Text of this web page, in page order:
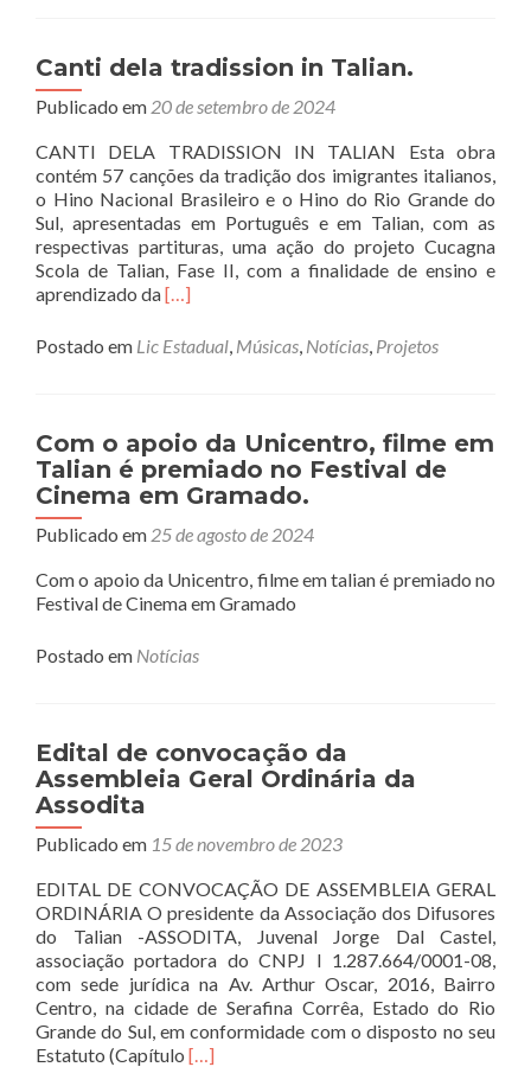
Canti dela tradission in Talian.
Publicado em 20 de setembro de 2024
CANTI DELA TRADISSION IN TALIAN Esta obra
contém 57 canções da tradição dos imigrantes italianos,
o Hino Nacional Brasileiro e o Hino do Rio Grande do
Sul, apresentadas em Português e em Talian, com as
respectivas partituras, uma ação do projeto Cucagna
Scola de Talian, Fase II, com a finalidade de ensino e
aprendizado daRead
about
in
Talian.
[…]
Postado em Lic Estadual, Músicas, Notícias, Projetos
Com o apoio da Unicentro, filme em
Talian é premiado no Festival de
Cinema em Gramado.
Publicado em 25 de agosto de 2024
Com o apoio da Unicentro, filme em talian é premiado no
Festival de Cinema em Gramado
Postado em Notícias
Edital de convocação da
Assembleia Geral Ordinária da
Assodita
Publicado em 15 de novembro de 2023
EDITAL DE CONVOCAÇÃO DE ASSEMBLEIA GERAL
ORDINÁRIA O presidente da Associação dos Difusores
do Talian -ASSODITA, Juvenal Jorge Dal Castel,
associação portadora do CNPJ I 1.287.664/0001-08,
com sede jurídica na Av. Arthur Oscar, 2016, Bairro
Centro, na cidade de Serafina Corrêa, Estado do Rio
Grande do Sul, em conformidade com o disposto no seu
Estatuto (Capítulo Read
[…]